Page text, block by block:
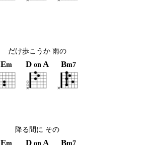
だけ歩こうか 雨の
Em D on A Bm7
降る間に その
Em D on A Bm7